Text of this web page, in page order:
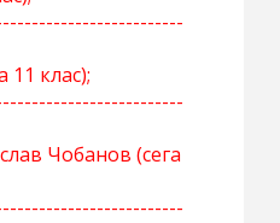
11 клас);
Чобанов (сега